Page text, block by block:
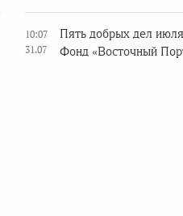
10:07
31.07
Пять добрых дел
Фонд «Восточный